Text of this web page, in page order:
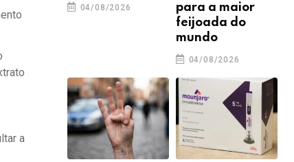
a
04/08/2026
para a maior
feijoada do
mundo
04/08/2026